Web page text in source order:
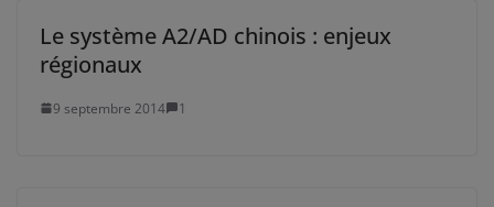
Le système A2/AD chinois : enjeux
régionaux
9 septembre 2014 1